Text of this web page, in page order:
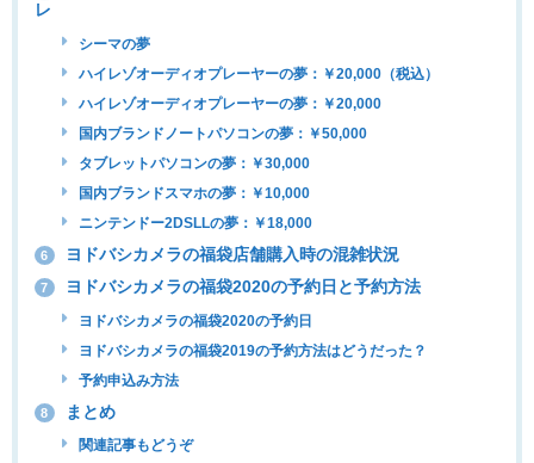
レ
シーマの夢
ハイレゾオーディオプレーヤーの夢：￥20,000（税込）
ハイレゾオーディオプレーヤーの夢：￥20,000
国内ブランドノートパソコンの夢：￥50,000
タブレットパソコンの夢：￥30,000
国内ブランドスマホの夢：￥10,000
ニンテンドー2DSLLの夢：￥18,000
6 ヨドバシカメラの福袋店舗購入時の混雑状況
7 ヨドバシカメラの福袋2020の予約日と予約方法
ヨドバシカメラの福袋2020の予約日
ヨドバシカメラの福袋2019の予約方法はどうだった？
予約申込み方法
8 まとめ
関連記事もどうぞ